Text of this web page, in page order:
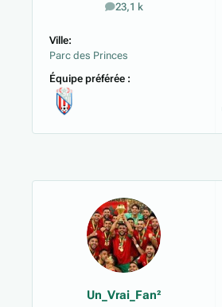
23,1 k
messages
Ville:
Parc des Princes
Équipe préférée :
Un_Vrai_Fan²